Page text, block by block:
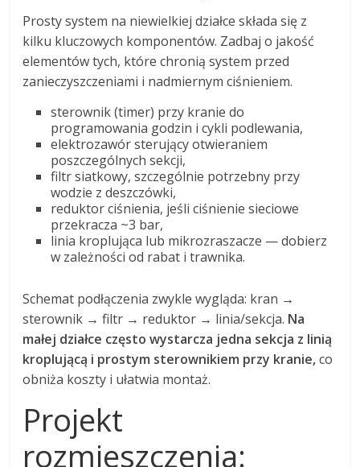
Prosty system na niewielkiej działce składa się z
kilku kluczowych komponentów. Zadbaj o jakość
elementów tych, które chronią system przed
zanieczyszczeniami i nadmiernym ciśnieniem.
sterownik (timer) przy kranie do
programowania godzin i cykli podlewania,
elektrozawór sterujący otwieraniem
poszczególnych sekcji,
filtr siatkowy, szczególnie potrzebny przy
wodzie z deszczówki,
reduktor ciśnienia, jeśli ciśnienie sieciowe
przekracza ~3 bar,
linia kroplująca lub mikrozraszacze — dobierz
w zależności od rabat i trawnika.
Schemat podłączenia zwykle wygląda: kran →
sterownik → filtr → reduktor → linia/sekcja. Na
małej działce często wystarcza jedna sekcja z linią
kroplującą i prostym sterownikiem przy kranie,co
obniża koszty i ułatwia montaż.
Projekt
rozmieszczenia: